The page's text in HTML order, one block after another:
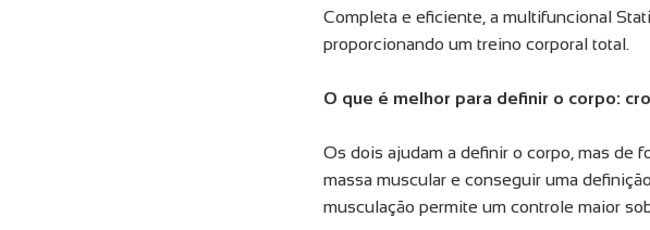
Completa e eficiente, a multifuncional
proporcionando um treino corporal total.
O que é melhor para definir o corpo:
Os dois ajudam a definir o corpo, mas de
massa muscular e conseguir uma
musculação permite um controle maior